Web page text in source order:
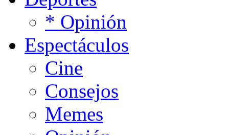
* Opinión
Espectáculos
Cine
Consejos
Memes